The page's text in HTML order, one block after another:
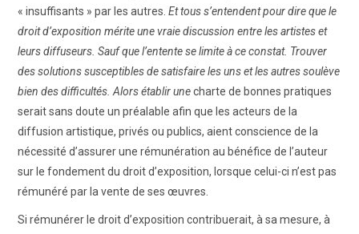
« insuffisants » par les autres. Et tous s’entendent pour dire que le
droit d’exposition mérite une vraie discussion entre les artistes et
leurs diffuseurs. Sauf que l’entente se limite à ce constat. Trouver
des solutions susceptibles de satisfaire les uns et les autres soulève
bien des difficultés. Alors établir unecharte de bonnes pratiques
serait sans doute un préalable afin que les acteurs de la
diffusion artistique, privés ou publics, aient conscience de la
nécessité d’assurer une rémunération au bénéfice de l’auteur
sur le fondement du droit d’exposition, lorsque celui-ci n’est pas
rémunéré par la vente de ses œuvres.
Si rémunérer le droit d’exposition contribuerait, à sa mesure, à